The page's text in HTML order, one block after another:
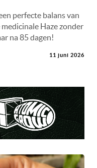
perfecte balans van
Haze zonder
na 85 dagen!
11 juni 2026